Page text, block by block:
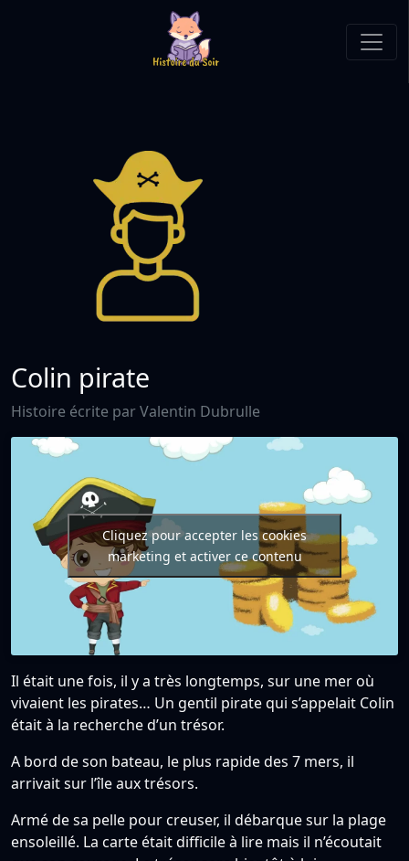
Colin pirate
Histoire écrite par Valentin Dubrulle
Cliquez pour accepter les cookies
marketing et activer ce contenu
Il était une fois, il y a très longtemps, sur une mer où
vivaient les pirates… Un gentil pirate qui s’appelait Colin
était à la recherche d’un trésor.
A bord de son bateau, le plus rapide des 7 mers, il
arrivait sur l’île aux trésors.
Armé de sa pelle pour creuser, il débarque sur la plage
ensoleillé. La carte était difficile à lire mais il n’écoutait